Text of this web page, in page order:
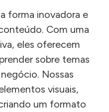
forma inovadora e
Com uma
eles oferecem
sobre temas
Nossas
visuais,
um formato